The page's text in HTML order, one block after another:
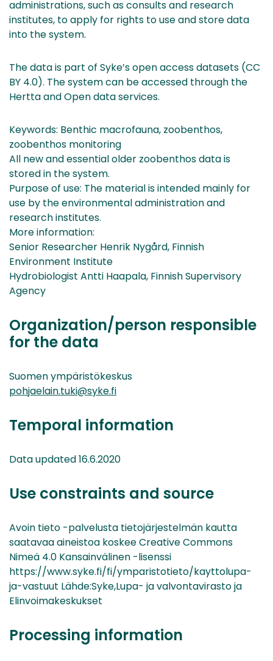
administrations, such as consults and research
institutes, to apply for rights to use and store data
into the system.
The data is part of Syke’s open access datasets (CC
BY 4.0). The system can be accessed through the
Hertta and Open data services.
Keywords: Benthic macrofauna, zoobenthos,
zoobenthos monitoring
All new and essential older zoobenthos data is
stored in the system.
Purpose of use: The material is intended mainly for
use by the environmental administration and
research institutes.
More information:
Senior Researcher Henrik Nygård, Finnish
Environment Institute
Hydrobiologist Antti Haapala, Finnish Supervisory
Agency
Organization/person responsible
for the data
Suomen ympäristökeskus
pohjaelain.tuki@syke.fi
Temporal information
Data updated 16.6.2020
Use constraints and source
Avoin tieto -palvelusta tietojärjestelmän kautta
saatavaa aineistoa koskee Creative Commons
Nimeä 4.0 Kansainvälinen -lisenssi
https://www.syke.fi/fi/ymparistotieto/kayttolupa-
ja-vastuut Lähde:Syke,Lupa- ja valvontavirasto ja
Elinvoimakeskukset
Processing information